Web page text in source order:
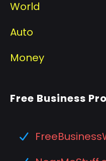
World
Auto
Money
Free Business